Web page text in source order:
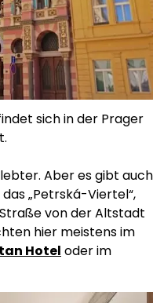
sich in der Prager
Aber es gibt auch
„Petrská-Viertel“,
von der Altstadt
hier meistens im
Hotel oder im